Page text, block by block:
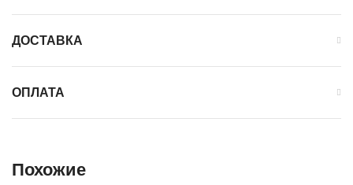
ДОСТАВКА
ОПЛАТА
Похожие